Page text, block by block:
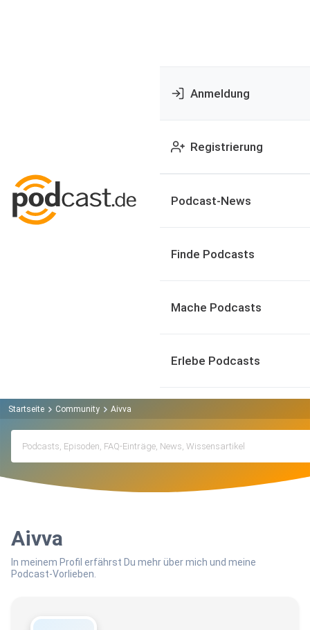
Anmeldung
Registrierung
Podcast-News
Finde Podcasts
Mache Podcasts
Erlebe Podcasts
Startseite Community Aivva
Aivva
In meinem Profil erfährst Du mehr über mich und meine
Podcast-Vorlieben.